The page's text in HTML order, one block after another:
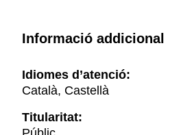
Informació addicional
Idiomes d’atenció:
Català, Castellà
Titularitat: